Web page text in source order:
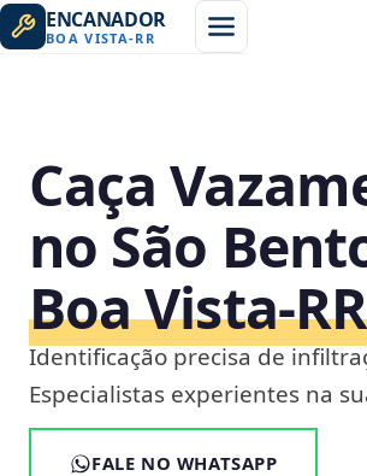
ENCANADOR
BOA VISTA-RR
Caça
no São
Boa Vista‑RR
Identificação precisa de
Especialistas experientes na
FALE NO WHATSAPP